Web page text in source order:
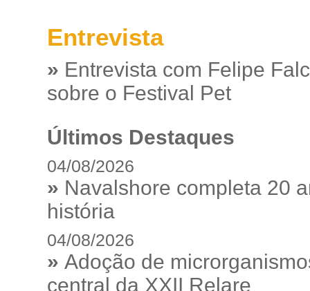
Entrevista
» Entrevista com Felipe
sobre o Festival Pet
Últimos Destaques
04/08/2026
» Navalshore completa 20
história
04/08/2026
» Adoção de
central da XXII Relare